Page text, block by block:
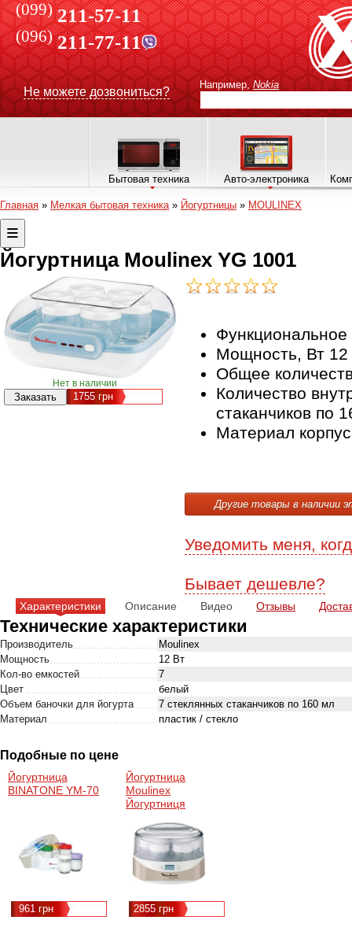
(099) 211-57-11
(096)211-77-11
Не можете дозвониться?
Например, Nokia
Бытовая техника Авто-электроника
Главная » Мелкая бытовая техника» Йогуртницы » MOULINEX
Йогуртница Moulinex YG 1001
Нет в наличии
1755 грн
Мощность, Вт 12
Общее
Количество
стаканчиков по
Материал
Другие товары в наличии
Уведомить меня,
Бывает дешевле?
Характеристики Описание Видео Отзывы
Технические характеристики
Производитель
Moulinex
Мощность
12 Вт
Кол-во емкостей
7
Цвет
белый
Объем баночки для йогурта
7 стеклянных стаканчиков по 160 мл
Материал
пластик / стекло
Подобные по цене
Йогуртница
BINATONE YM-70
961 грн
Йогуртница
Moulinex
Йогуртниця
YG231E32
(YG231E32)
2855 грн